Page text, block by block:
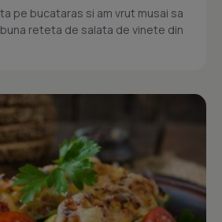
pe bucataras si am vrut musai sa
buna reteta de salata de vinete din